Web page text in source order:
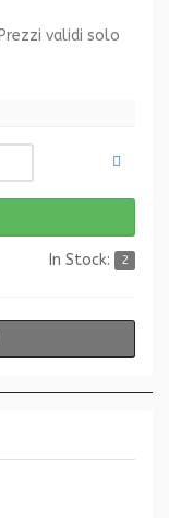
Prezzi validi solo
In Stock: 2